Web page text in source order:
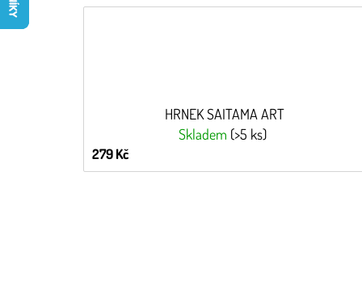
HRNEK SAITAMA ART
Skladem (>5 ks)
279 Kč